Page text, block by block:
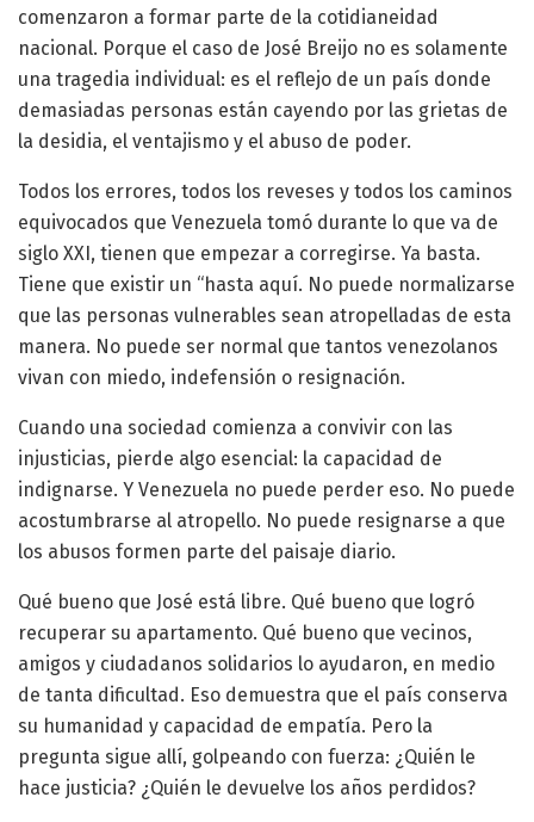
comenzaron a formar parte de la cotidianeidad
nacional. Porque el caso de José Breijo no es solamente
una tragedia individual: es el reflejo de un país donde
demasiadas personas están cayendo por las grietas de
la desidia, el ventajismo y el abuso de poder.
Todos los errores, todos los reveses y todos los caminos
equivocados que Venezuela tomó durante lo que va de
siglo XXI, tienen que empezar a corregirse. Ya basta.
Tiene que existir un “hasta aquí. No puede normalizarse
que las personas vulnerables sean atropelladas de esta
manera. No puede ser normal que tantos venezolanos
vivan con miedo, indefensión o resignación.
Cuando una sociedad comienza a convivir con las
injusticias, pierde algo esencial: la capacidad de
indignarse. Y Venezuela no puede perder eso. No puede
acostumbrarse al atropello. No puede resignarse a que
los abusos formen parte del paisaje diario.
Qué bueno que José está libre. Qué bueno que logró
recuperar su apartamento. Qué bueno que vecinos,
amigos y ciudadanos solidarios lo ayudaron, en medio
de tanta dificultad. Eso demuestra que el país conserva
su humanidad y capacidad de empatía. Pero la
pregunta sigue allí, golpeando con fuerza: ¿Quién le
hace justicia? ¿Quién le devuelve los años perdidos?